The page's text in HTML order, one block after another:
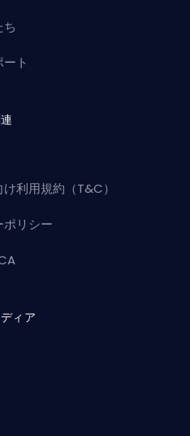
ト
利用規約（T&C）
ポリシー
ィア